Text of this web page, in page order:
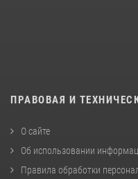
ПРАВОВАЯ И
О сайте
Об использовании
Правила обработки